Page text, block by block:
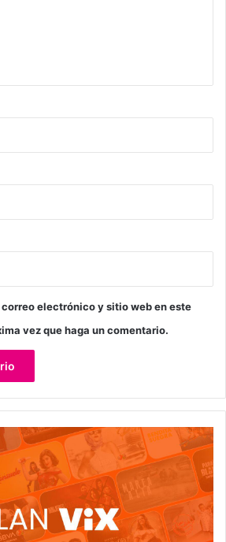
electrónico y sitio web en este
vez que haga un comentario.